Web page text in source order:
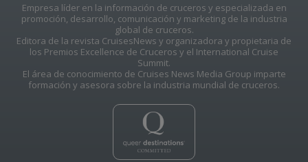
Empresa líder en la información de cruceros y especializada en
promoción, desarrollo, comunicación y marketing de la industria
global de cruceros.
Editora de la revista CruisesNews y organizadora y propietaria de
los Premios Excellence de Cruceros y el International Cruise
Summit.
El área de conocimiento de Cruises News Media Group imparte
formación y asesora sobre la industria mundial de cruceros.